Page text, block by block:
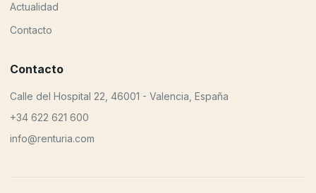
Actualidad
Contacto
Contacto
Calle del Hospital 22, 46001 - Valencia, España
+34 622 621 600
info@renturia.com